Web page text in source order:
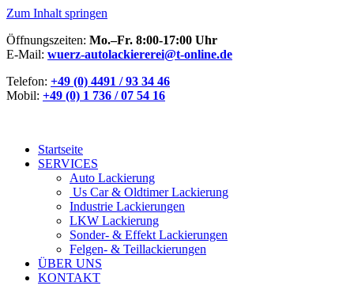
Zum Inhalt springen
Öffnungszeiten: Mo.–Fr. 8:00-17:00 Uhr
E-Mail: wuerz-autolackiererei@t-online.de
Telefon: +49 (0) 4491 / 93 34 46
Mobil: +49 (0) 1 736 / 07 54 16
Startseite
SERVICES
Auto Lackierung
Us Car & Oldtimer Lackierung
Industrie Lackierungen
LKW Lackierung
Sonder- & Effekt Lackierungen
Felgen- & Teillackierungen
ÜBER UNS
KONTAKT